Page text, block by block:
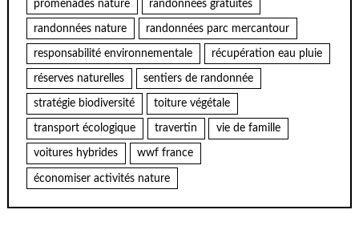
promenades nature randonnées gratuites
randonnées nature randonnées parc mercantour
responsabilité environnementale récupération eau pluie
réserves naturelles sentiers de randonnée
stratégie biodiversité toiture végétale
transport écologique travertin vie de famille
voitures hybrides wwf france
économiser activités nature